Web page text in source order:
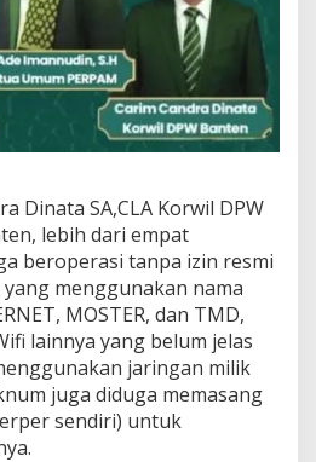
Dinata SA,CLA Korwil DPW
lebih dari empat
beroperasi tanpa izin resmi
menggunakan nama
MOSTER, dan TMD,
lainnya yang belum jelas
jaringan milik
juga diduga memasang
sendiri) untuk